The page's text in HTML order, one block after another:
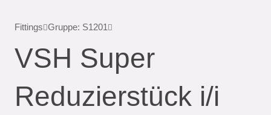
Fittings Gruppe: S1201
VSH Super
Reduzierstück i/i